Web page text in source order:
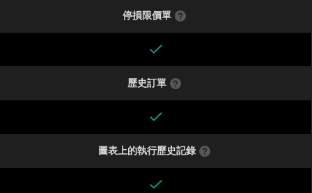
停損限價單
歷史訂單
圖表上的執行歷史記錄